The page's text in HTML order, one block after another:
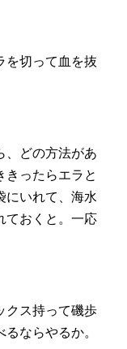
を切って血を抜
、どの方法があ
きったらエラと
にいれて、海水
ておくと。一応
クス持って磯歩
ならやるか。